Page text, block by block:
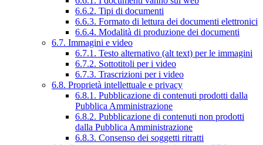
6.6.2. Tipi di documenti
6.6.3. Formato di lettura dei documenti elettronici
6.6.4. Modalità di produzione dei documenti
6.7. Immagini e video
6.7.1. Testo alternativo (alt text) per le immagini
6.7.2. Sottotitoli per i video
6.7.3. Trascrizioni per i video
6.8. Proprietà intellettuale e privacy
6.8.1. Pubblicazione di contenuti prodotti dalla
Pubblica Amministrazione
6.8.2. Pubblicazione di contenuti non prodotti
dalla Pubblica Amministrazione
6.8.3. Consenso dei soggetti ritratti